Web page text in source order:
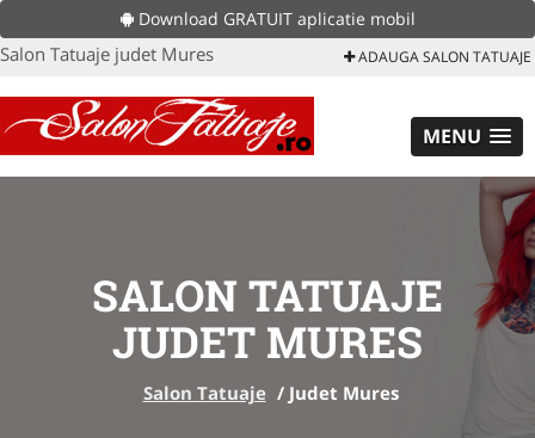
Download GRATUIT aplicatie mobil
Salon Tatuaje judet Mures ADAUGA SALON TATUAJE
MENU
SALON TATUAJE
JUDET MURES
Salon Tatuaje / Judet Mures